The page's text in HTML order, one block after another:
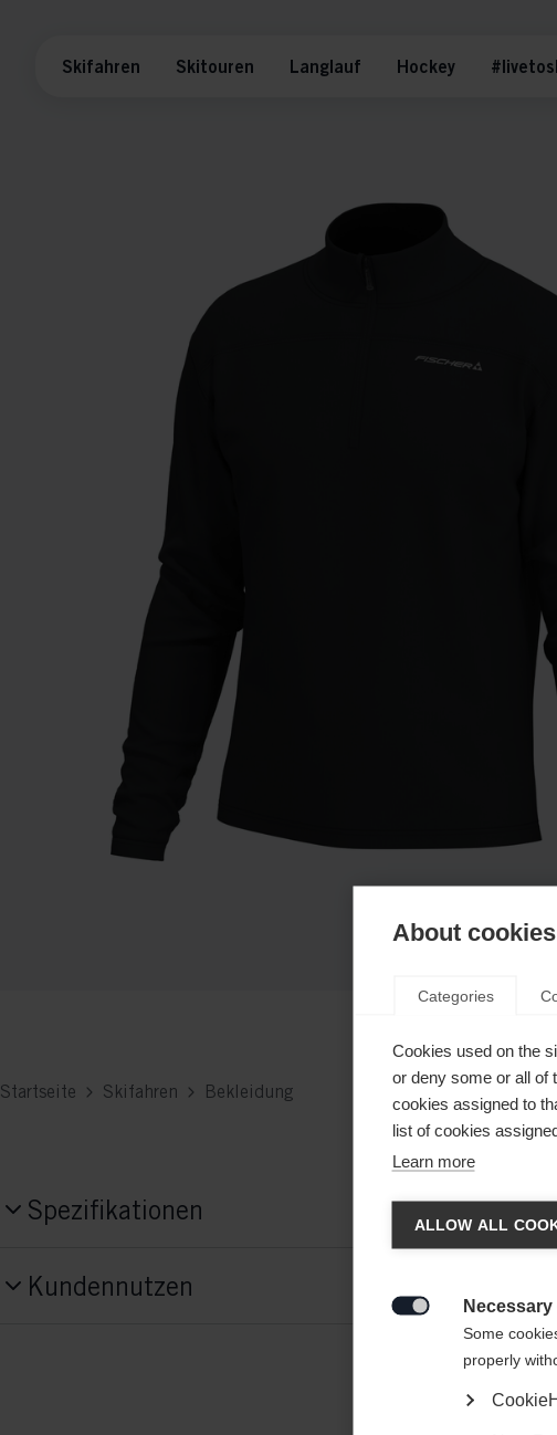
Skifahren Skitouren Langlauf Hockey
Startseite Skifahren Bekleidung
Spezifikationen
G74524
Kundennutzen
Vereinigte
About
Categories
Cookies used on the
or deny some or all of
cookies assigned to
list of cookies
Learn more
ALLOW ALL
Some
properly